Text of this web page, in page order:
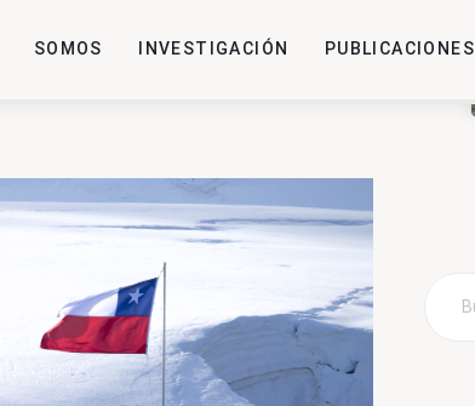
SOMOS INVESTIGACIÓN PUBLICACIONES